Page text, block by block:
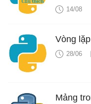
14/08
Vòng
28/06
Mảng